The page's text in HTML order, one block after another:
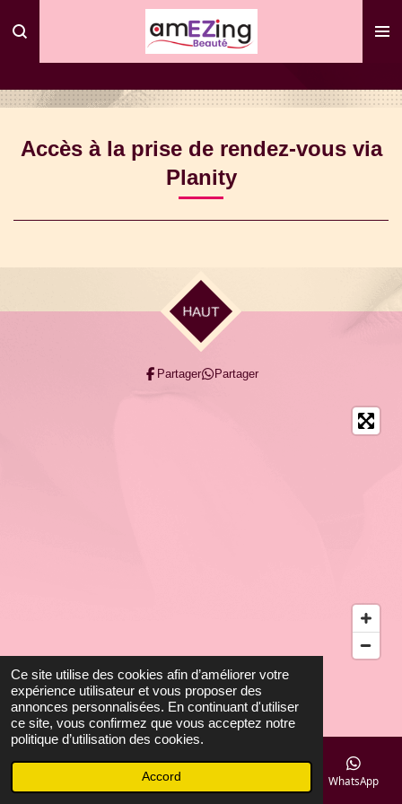
Ce site utilise des cookies afin d’améliorer votre
expérience utilisateur et vous proposer des
annonces personnalisées. En continuant d'utiliser
ce site, vous confirmez que vous acceptez notre
politique d’utilisation des cookies.
Accord
au
contenu
principal
Accès à la prise de rendez-vous via
Planity
HAUT
Partager Partager
©2026 AmEZing Beauté
Propulsé parWebador
Téléphone WhatsApp